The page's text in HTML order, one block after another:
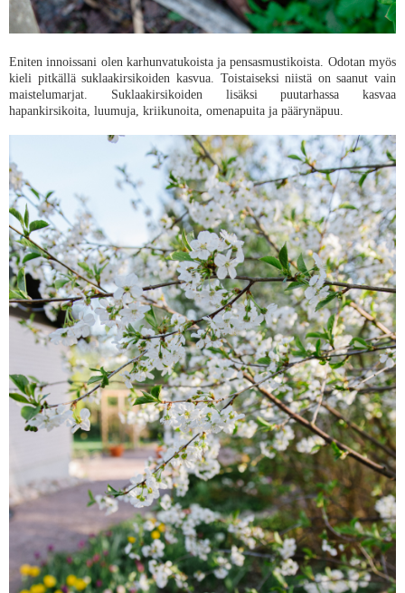
Eniten innoissani olen karhunvatukoista ja pensasmustikoista. Odotan myös
kieli pitkällä suklaakirsikoiden kasvua. Toistaiseksi niistä on saanut vain
maistelumarjat. Suklaakirsikoiden lisäksi puutarhassa kasvaa
hapankirsikoita, luumuja, kriikunoita, omenapuita ja päärynäpuu.